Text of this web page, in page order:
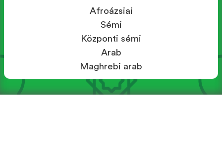
Afroázsiai
Sémi
Központi sémi
Arab
Maghrebi arab